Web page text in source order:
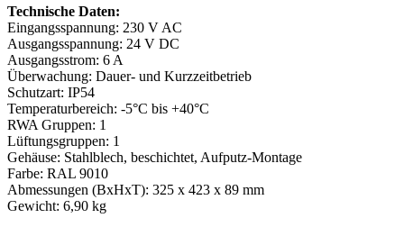
Technische Daten:
Eingangsspannung: 230 V AC
Ausgangsspannung: 24 V DC
Ausgangsstrom: 6 A
Überwachung: Dauer- und Kurzzeitbetrieb
Schutzart: IP54
Temperaturbereich: -5°C bis +40°C
RWA Gruppen: 1
Lüftungsgruppen: 1
Gehäuse: Stahlblech, beschichtet, Aufputz-Montage
Farbe: RAL 9010
Abmessungen (BxHxT): 325 x 423 x 89 mm
Gewicht: 6,90 kg